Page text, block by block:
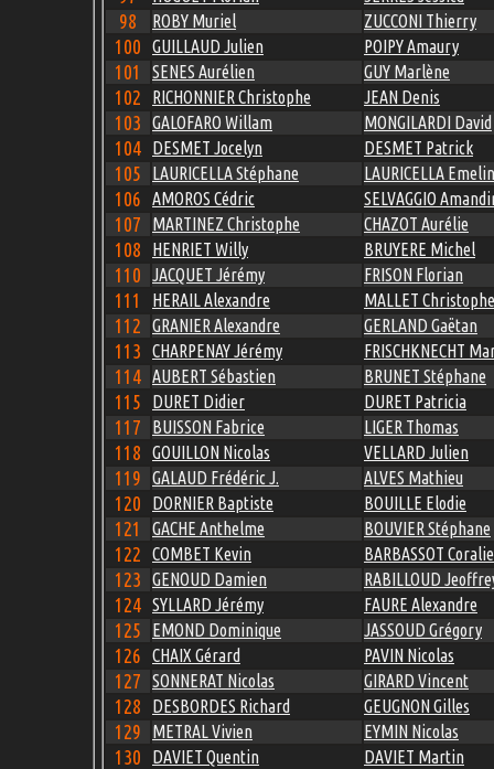
98 ROBY Muriel ZUCCONI Thierry
100 GUILLAUD Julien POIPY Amaury
101 SENES Aurélien GUY Marlène
102 RICHONNIER Christophe JEAN Denis
103 GALOFARO Willam MONGILARDI David
104 DESMET Jocelyn DESMET Patrick
105 LAURICELLA Stéphane LAURICELLA
106 AMOROS Cédric SELVAGGIO
107 MARTINEZ Christophe CHAZOT Aurélie
108 HENRIET Willy BRUYERE Michel
110 JACQUET Jérémy FRISON Florian
111 HERAIL Alexandre MALLET Christophe
112 GRANIER Alexandre GERLAND Gaëtan
113 CHARPENAY Jérémy FRISCHKNECHT
114 AUBERT Sébastien BRUNET Stéphane
115 DURET Didier DURET Patricia
117 BUISSON Fabrice LIGER Thomas
118 GOUILLON Nicolas VELLARD Julien
119 GALAUD Frédéric J. ALVES Mathieu
120 DORNIER Baptiste BOUILLE Elodie
121 GACHE Anthelme BOUVIER Stéphane
122 COMBET Kevin BARBASSOT Coralie
123 GENOUD Damien RABILLOUD
124 SYLLARD Jérémy FAURE Alexandre
125 EMOND Dominique JASSOUD Grégory
126 CHAIX Gérard PAVIN Nicolas
127 SONNERAT Nicolas GIRARD Vincent
128 DESBORDES Richard GEUGNON Gilles
129 METRAL Vivien EYMIN Nicolas
130 DAVIET Quentin DAVIET Martin